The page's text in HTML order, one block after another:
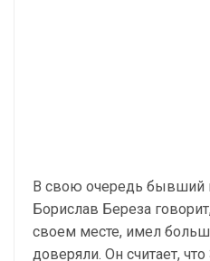
В свою очередь бывший
Борислав Береза
своем месте, имел
доверяли. Он считает,